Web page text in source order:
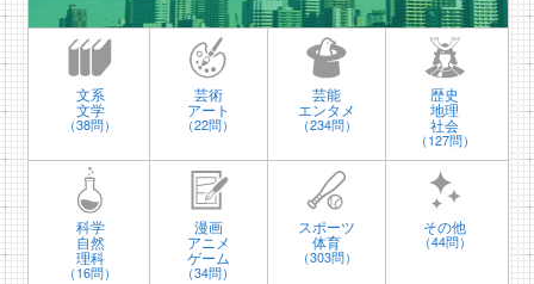
文系
文学
（38問）
芸術
アート
（22問）
芸能
エンタメ
（234問）
歴史
地理
社会
（127問）
科学
自然
理科
（16問）
漫画
アニメ
ゲーム
（34問）
スポーツ
体育
（303問）
その他
（44問）